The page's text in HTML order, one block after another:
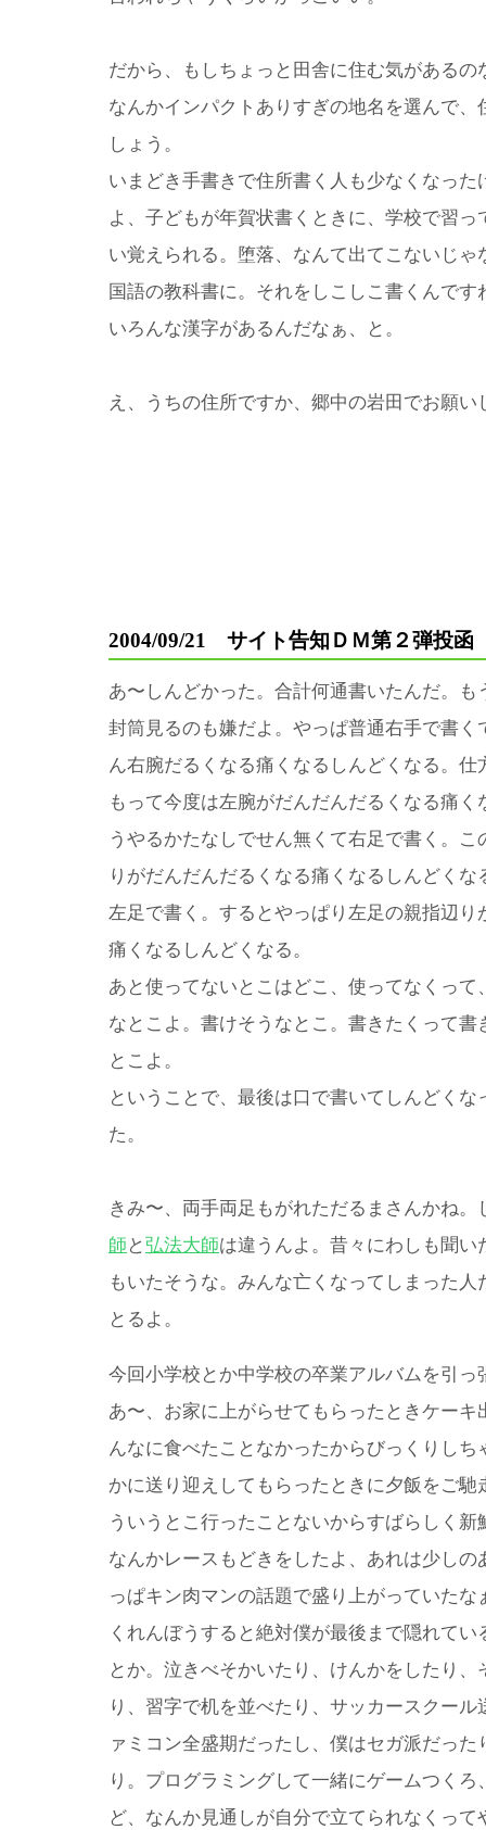
だから、もしちょっと田舎に住む気があるの
なんかインパクトありすぎの地名を選んで、
しょう。
いまどき手書きで住所書く人も少なくなった
よ、子どもが年賀状書くときに、学校で習っ
い覚えられる。堕落、なんて出てこないじゃ
国語の教科書に。それをしこしこ書くんです
いろんな漢字があるんだなぁ、と。
え、うちの住所ですか、郷中の岩田でお願い
2004/09/21 サイト告知ＤＭ第２弾投函
あ〜しんどかった。合計何通書いたんだ。も
封筒見るのも嫌だよ。やっぱ普通右手で書く
ん右腕だるくなる痛くなるしんどくなる。仕
もって今度は左腕がだんだんだるくなる痛
うやるかたなしでせん無くて右足で書く。
りがだんだんだるくなる痛くなるしんどく
左足で書く。するとやっぱり左足の親指辺り
痛くなるしんどくなる。
あと使ってないとこはどこ、使ってなくって
なとこよ。書けそうなとこ。書きたくって書
とこよ。
ということで、最後は口で書いてしんどくな
た。
きみ〜、両手両足もがれただるまさんかね。
師 と 弘法大師は違うんよ。昔々にわしも聞い
もいたそうな。みんな亡くなってしまった
とるよ。
今回小学校とか中学校の卒業アルバムを引っ
あ〜、お家に上がらせてもらったときケーキ
んなに食べたことなかったからびっくりしち
かに送り迎えしてもらったときに夕飯をご馳
ういうとこ行ったことないからすばらしく新
なんかレースもどきをしたよ、あれは少しの
っぱキン肉マンの話題で盛り上がっていたな
くれんぼうすると絶対僕が最後まで隠れて
とか。泣きべそかいたり、けんかをしたり
り、習字で机を並べたり、サッカースクー
ァミコン全盛期だったし、僕はセガ派だった
り。プログラミングして一緒にゲームつくろ
ど、なんか見通しが自分で立てられなくって